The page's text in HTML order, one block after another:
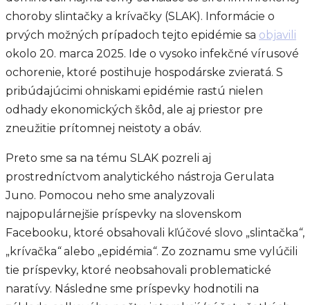
choroby slintačky a krívačky (SLAK). Informácie o
prvých možných prípadoch tejto epidémie sa objavili
okolo 20. marca 2025. Ide o vysoko infekčné vírusové
ochorenie, ktoré postihuje hospodárske zvieratá. S
pribúdajúcimi ohniskami epidémie rastú nielen
odhady ekonomických škôd, ale aj priestor pre
zneužitie prítomnej neistoty a obáv.
Preto sme sa na tému SLAK pozreli aj
prostredníctvom analytického nástroja Gerulata
Juno. Pomocou neho sme analyzovali
najpopulárnejšie príspevky na slovenskom
Facebooku, ktoré obsahovali kľúčové slovo „slintačka“,
„krívačka“alebo „epidémia“. Zo zoznamu sme vylúčili
tie príspevky, ktoré neobsahovali problematické
naratívy. Následne sme príspevky hodnotili na